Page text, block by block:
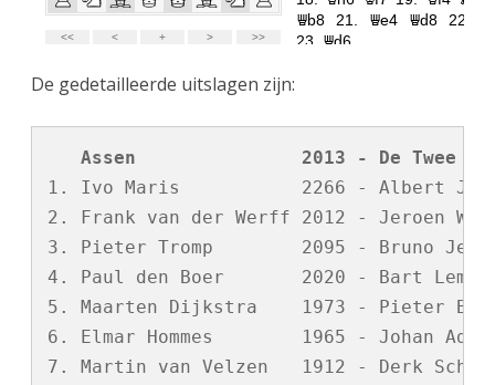
De gedetailleerde uitslagen zijn:
Assen               2013 - De Twee
1. Ivo Maris           2266 - Albert Jan
2. Frank van der Werff 2012 - Jeroen
3. Pieter Tromp        2095 - Bruno
4. Paul den Boer       2020 - Bart
5. Maarten Dijkstra    1973 - Pieter
6. Elmar Hommes        1965 - Johan
7. Martin van Velzen   1912 - Derk